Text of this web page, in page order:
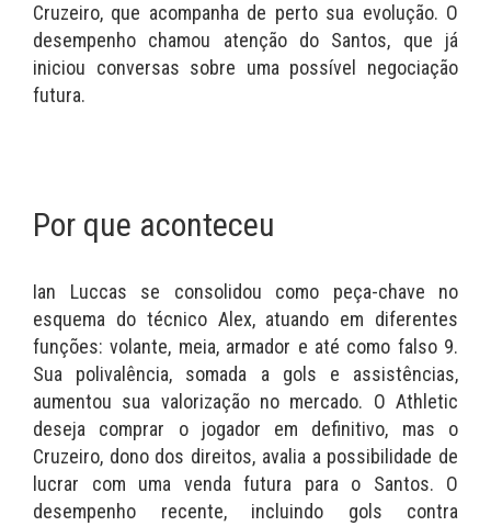
Cruzeiro, que acompanha de perto sua evolução. O
desempenho chamou atenção do Santos, que já
iniciou conversas sobre uma possível negociação
futura.
Por que aconteceu
Ian Luccas se consolidou como peça-chave no
esquema do técnico Alex, atuando em diferentes
funções: volante, meia, armador e até como falso 9.
Sua polivalência, somada a gols e assistências,
aumentou sua valorização no mercado. O Athletic
deseja comprar o jogador em definitivo, mas o
Cruzeiro, dono dos direitos, avalia a possibilidade de
lucrar com uma venda futura para o Santos. O
desempenho recente, incluindo gols contra